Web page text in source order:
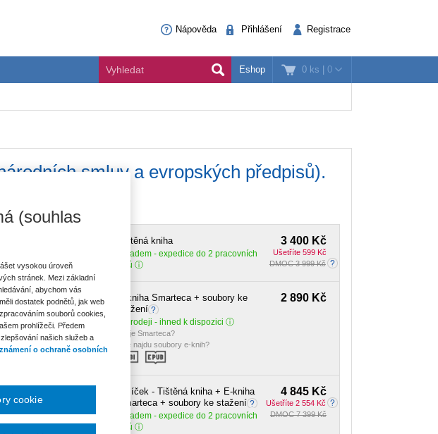
Nápověda Přihlášení Registrace
0 ks | 0
Eshop
smluv a evropských předpisů).
3 400 Kč
Ušetříte 599 Kč
DMOC 3 999 Kč
Tištěná kniha
Skladem - expedice do 2 pracovních
dnů
2 890 Kč
E-kniha Smarteca + soubory ke
stažení
V prodeji - ihned k dispozici
Co je Smarteca?
Kde najdu soubory e-knih?
4 845 Kč
Ušetříte 2 554 Kč
DMOC 7 399 Kč
Balíček - Tištěná kniha + E-kniha
Smarteca + soubory ke stažení
Skladem - expedice do 2 pracovních
dnů
Křesťanová,
Kříž,Tomáš
,Zuzana
(souhlas
vysokou úroveň
stránek. Mezi základní
abychom vás
dostatek podnětů, jak web
souborů cookies,
prohlížeči. Předem
našich služeb a
o ochraně osobních
cookie